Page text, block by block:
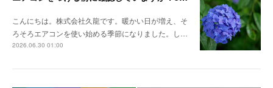
こんにちは。株式会社久龍です。暖かい日が増え、そ
ろそろエアコンを使い始める季節になりました。し…
2026.06.30 01:00